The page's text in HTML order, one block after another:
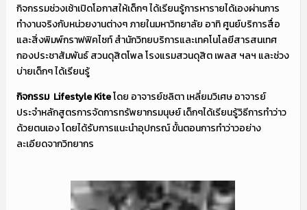
กิจกรรมช่วงเช้าเปิดโอกาสให้เด็กๆ ได้เรียนรู้การหารายได้เองผ่านการ
ทำงานจริงกับหน่วยงานต่างๆ ภายในมหาวิทยาลัย อาทิ ศูนย์บริการสื่อ
และสิ่งพิมพ์กราฟฟิคไซท์ สำนักวิทยบริการและเทคโนโลยีสารสนเทศ
กองประชาสัมพันธ์ สวนดุสิตโพล โรงแรมสวนดุสิต เพลส ฯลฯ และช่วง
บ่ายเด็กๆ ได้เรียนรู้
กิจกรรม Lifestyle Kiteโดย อาจารย์ชลิตา เหลี่ยมวิเศษ อาจารย์
ประจำหลักสูตรการจัดการทรัพยากรมนุษย์ เด็กๆได้เรียนรู้วิธีการทำว่าว
ด้วยตนเอง โดยได้รับการแนะนำอุปกรณ์ ขั้นตอนการทำว่าวอย่าง
ละเอียดจากวิทยากร